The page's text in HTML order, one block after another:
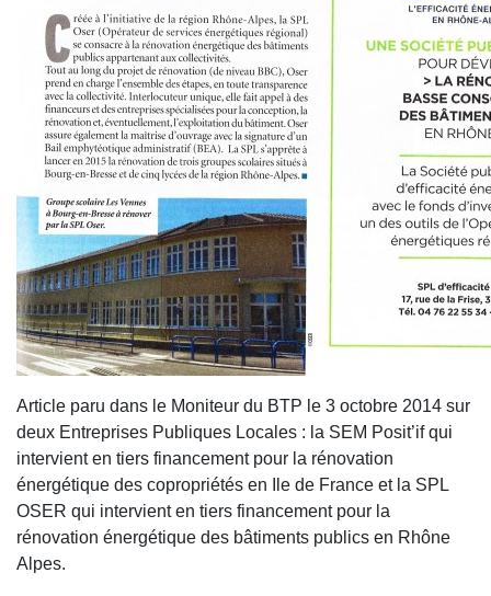
Article paru dans le Moniteur du BTP le 3 octobre 2014 sur
deux Entreprises Publiques Locales : la SEM Posit’if qui
intervient en tiers financement pour la rénovation
énergétique des copropriétés en Ile de France et la SPL
OSER qui intervient en tiers financement pour la
rénovation énergétique des bâtiments publics en Rhône
Alpes.